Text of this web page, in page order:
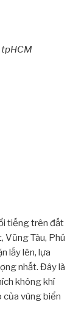
tpHCM
tiếng trên đất
Vũng Tàu, Phú
lấy lên, lựa
nhất. Đây là
không khí
của vùng biển